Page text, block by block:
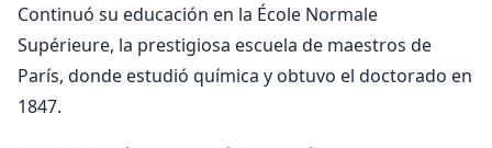
Continuó su educación en la École Normale
Supérieure, la prestigiosa escuela de maestros de
París, donde estudió química y obtuvo el doctorado en
1847.